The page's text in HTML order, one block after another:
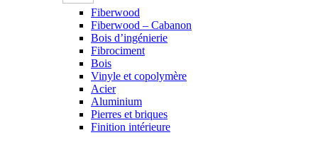
Fiberwood
Fiberwood – Cabanon
Bois d’ingénierie
Fibrociment
Bois
Vinyle et copolymère
Acier
Aluminium
Pierres et briques
Finition intérieure